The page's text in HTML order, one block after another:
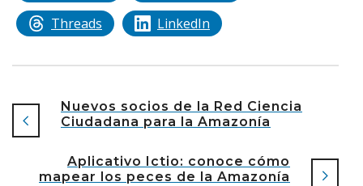
Threads
LinkedIn
Nuevos socios de la Red Ciencia
Ciudadana para la Amazonía
Aplicativo Ictio: conoce cómo
mapear los peces de la Amazonía